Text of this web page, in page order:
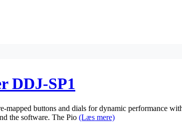
DDJ-SP1
buttons and dials for dynamic performance
the software. The Pio (Læs mere)